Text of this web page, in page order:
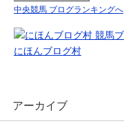
中央競馬 ブログランキングへ
にほんブログ村
アーカイブ